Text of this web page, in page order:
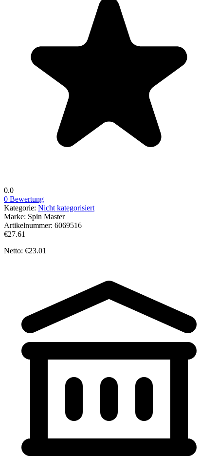
0.0
0 Bewertung
Kategorie: Nicht kategorisiert
Marke: Spin Master
Artikelnummer: 6069516
€27.61
Netto: €23.01